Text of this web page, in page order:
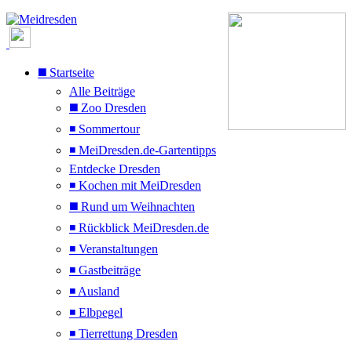
◼️ Startseite
Alle Beiträge
◼️ Zoo Dresden
◾ Sommertour
◾ MeiDresden.de-Gartentipps
Entdecke Dresden
◾ Kochen mit MeiDresden
◼️ Rund um Weihnachten
◾ Rückblick MeiDresden.de
◾ Veranstaltungen
◾ Gastbeiträge
◾ Ausland
◾ Elbpegel
◾ Tierrettung Dresden